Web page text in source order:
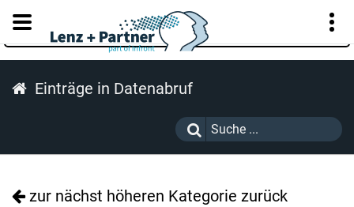
KUNDENPORTAL
Einträge in Datenabruf
zur nächst höheren Kategorie zurück